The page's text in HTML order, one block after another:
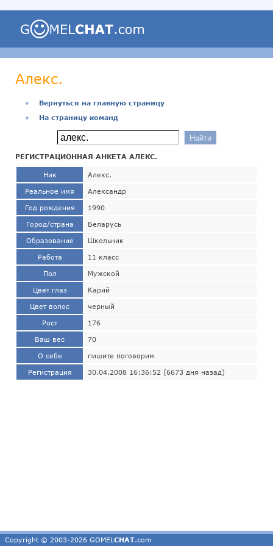
Алекс.
●
Вернуться на главную страницу
●
На страницу команд
РЕГИСТРАЦИОННАЯ АНКЕТА АЛЕКС.
Ник Алекс.
Реальное имя Александр
Год рождения 1990
Город/страна Беларусь
Образование Школьник
Работа 11 класс
Пол Мужской
Цвет глаз Карий
Цвет волос черный
Рост 176
Ваш вес 70
О себе пишите поговорим
Регистрация 30.04.2008 16:36:52 (6673 дня назад)
Copyright © 2003-2026 GOMEL CHAT.com